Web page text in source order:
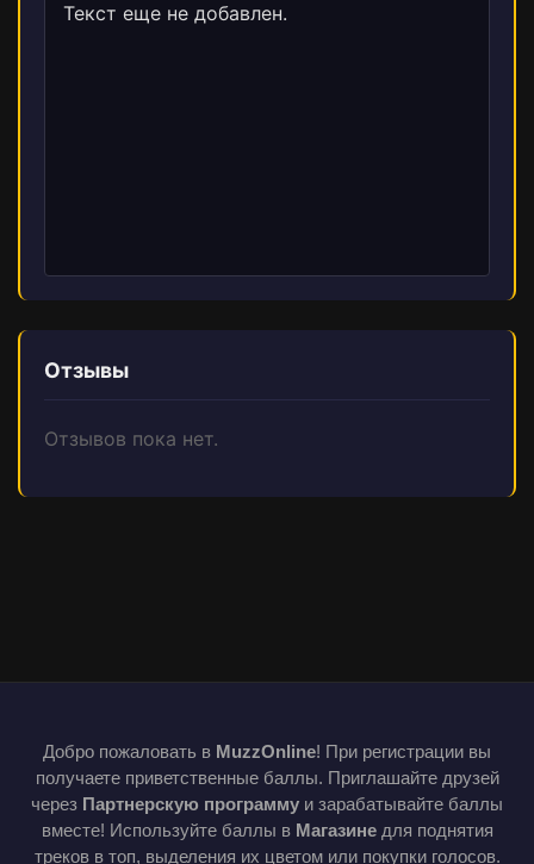
Текст еще не добавлен.
Отзывы
Отзывов пока нет.
Добро пожаловать в MuzzOnline! При регистрации вы
получаете приветственные баллы. Приглашайте друзей
через Партнерскую программу и зарабатывайте баллы
вместе! Используйте баллы в Магазинедля поднятия
треков в топ, выделения их цветом или покупки голосов.